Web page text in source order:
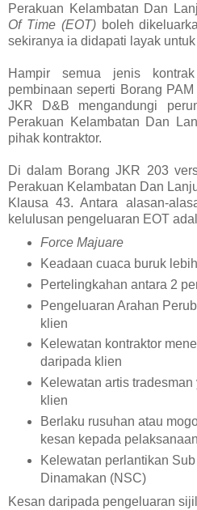
Perakuan Kelambatan Dan
Of Time (EOT) boleh
sekiranya ia didapati layak
Hampir semua jenis
pembinaan seperti Borang
JKR D&B mengandungi
Perakuan Kelambatan Dan
pihak kontraktor.
Di dalam Borang JKR 203
Perakuan Kelambatan Dan
Klausa 43. Antara alasan-
kelulusan pengeluaran EOT
Force Majuare
Keadaan cuaca buruk
Pertelingkahan antara 2
Pengeluaran Arahan
klien
Kelewatan kontraktor
daripada klien
Kelewatan artis
klien
Berlaku rusuhan atau
kesan kepada
Kelewatan perlantikan
Dinamakan (NSC)
Kesan daripada pengeluaran